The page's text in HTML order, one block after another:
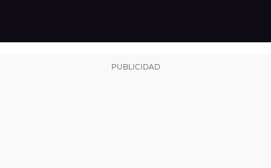
FM
VIRALES